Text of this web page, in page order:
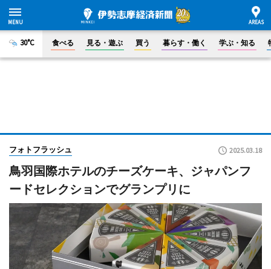
30°C 食べる 見る・遊ぶ 買う 暮らす・働く 学ぶ・知る
フォトフラッシュ 2025.03.18
鳥羽国際ホテルのチーズケーキ、ジャパンフ
ードセレクションでグランプリに